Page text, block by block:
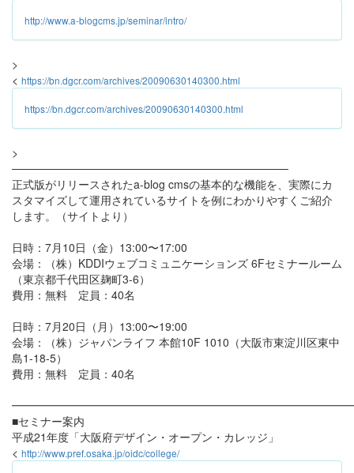
http://www.a-blogcms.jp/seminar/intro/
>
< https://bn.dgcr.com/archives/20090630140300.html
https://bn.dgcr.com/archives/20090630140300.html
>
───────────────────────────────────
正式版がリリースされたa-blog cmsの基本的な機能を、実際にカ
スタマイズして運用されているサイトを例にわかりやすくご紹介
します。（サイトより）
日時：7月10日（金）13:00〜17:00
会場：（株）KDDIウェブコミュニケーションズ 6Fセミナールーム
（東京都千代田区麹町3-6）
費用：無料 定員：40名
日時：7月20日（月）13:00〜19:00
会場：（株）ジャパンライフ 本館10F 1010（大阪市東淀川区東中
島1-18-5）
費用：無料 定員：40名
■セミナー案内
平成21年度「大阪府デザイン・オープン・カレッジ」
< http://www.pref.osaka.jp/oidc/college/